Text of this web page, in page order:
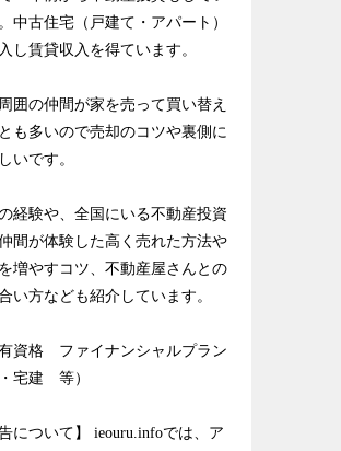
中古住宅（戸建て・アパート）
し賃貸収入を得ています。
囲の仲間が家を売って買い替え
も多いので売却のコツや裏側に
いです。
経験や、全国にいる不動産投資
間が体験した高く売れた方法や
増やすコツ、不動産屋さんとの
い方なども紹介しています。
有資格 ファイナンシャルプラン
宅建 等）
告について】 ieouru.infoでは、ア